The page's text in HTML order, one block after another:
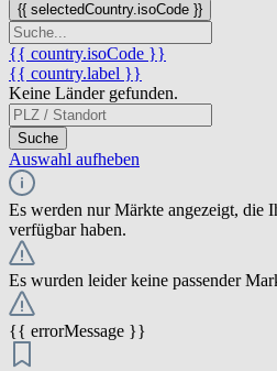
{{ selectedCountry.isoCode }}
{{ country.isoCode }}
{{ country.label }}
Keine Länder gefunden.
Suche
Auswahl aufheben
Es werden nur Märkte angezeigt, die
verfügbar haben.
Es wurden leider keine passender
{{ errorMessage }}